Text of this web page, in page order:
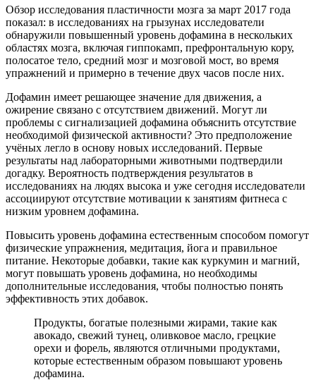
Обзор исследования пластичности мозга за март 2017 года
показал: в исследованиях на грызунах исследователи
обнаружили повышенный уровень дофамина в нескольких
областях мозга, включая гиппокамп, префронтальную кору,
полосатое тело, средний мозг и мозговой мост, во время
упражнений и примерно в течение двух часов после них.
Дофамин имеет решающее значение для движения, а
ожирение связано с отсутствием движений. Могут ли
проблемы с сигнализацией дофамина объяснить отсутствие
необходимой физической активности? Это предположение
учёных легло в основу новых исследований. Первые
результаты над лабораторными животными подтвердили
догадку. Вероятность подтверждения результатов в
исследованиях на людях высока и уже сегодня исследователи
ассоциируют отсутствие мотивации к занятиям фитнеса с
низким уровнем дофамина.
Повысить уровень дофамина естественным способом помогут
физические упражнения, медитация, йога и правильное
питание. Некоторые добавки, такие как куркумин и магний,
могут повышать уровень дофамина, но необходимы
дополнительные исследования, чтобы полностью понять
эффективность этих добавок.
Продукты, богатые полезными жирами, такие как
авокадо, свежий тунец, оливковое масло, грецкие
орехи и форель, являются отличными продуктами,
которые естественным образом повышают уровень
дофамина.